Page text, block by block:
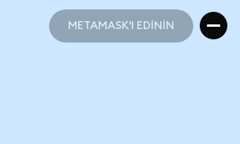
METAMASK'I EDİNİN